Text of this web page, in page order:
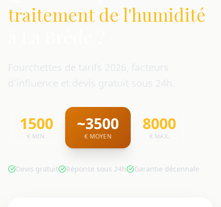
traitement de l'humidité
1500
€ MIN.
~3500
€ MOYEN
8000
€ MAX.
Devis gratuit Réponse sous 24h Garantie décennale